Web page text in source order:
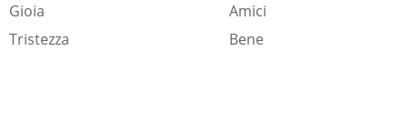
Gioia
Tristezza
Amici
Bene